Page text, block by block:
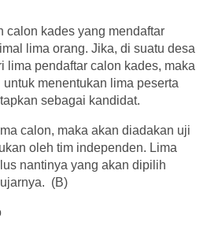
calon kades yang mendaftar
lima orang. Jika, di suatu desa
lima pendaftar calon kades, maka
menentukan lima peserta
sebagai kandidat.
calon, maka akan diadakan uji
oleh tim independen. Lima
nantinya yang akan dipilih
(B)